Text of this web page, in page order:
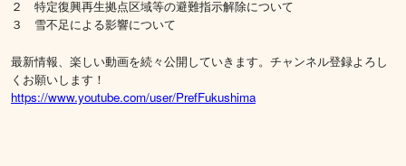
２ 特定復興再生拠点区域等の避難指示解除について
３ 雪不足による影響について
最新情報、楽しい動画を続々公開していきます。チャンネル登録よろし
くお願いします！
https://www.youtube.com/user/PrefFukushima